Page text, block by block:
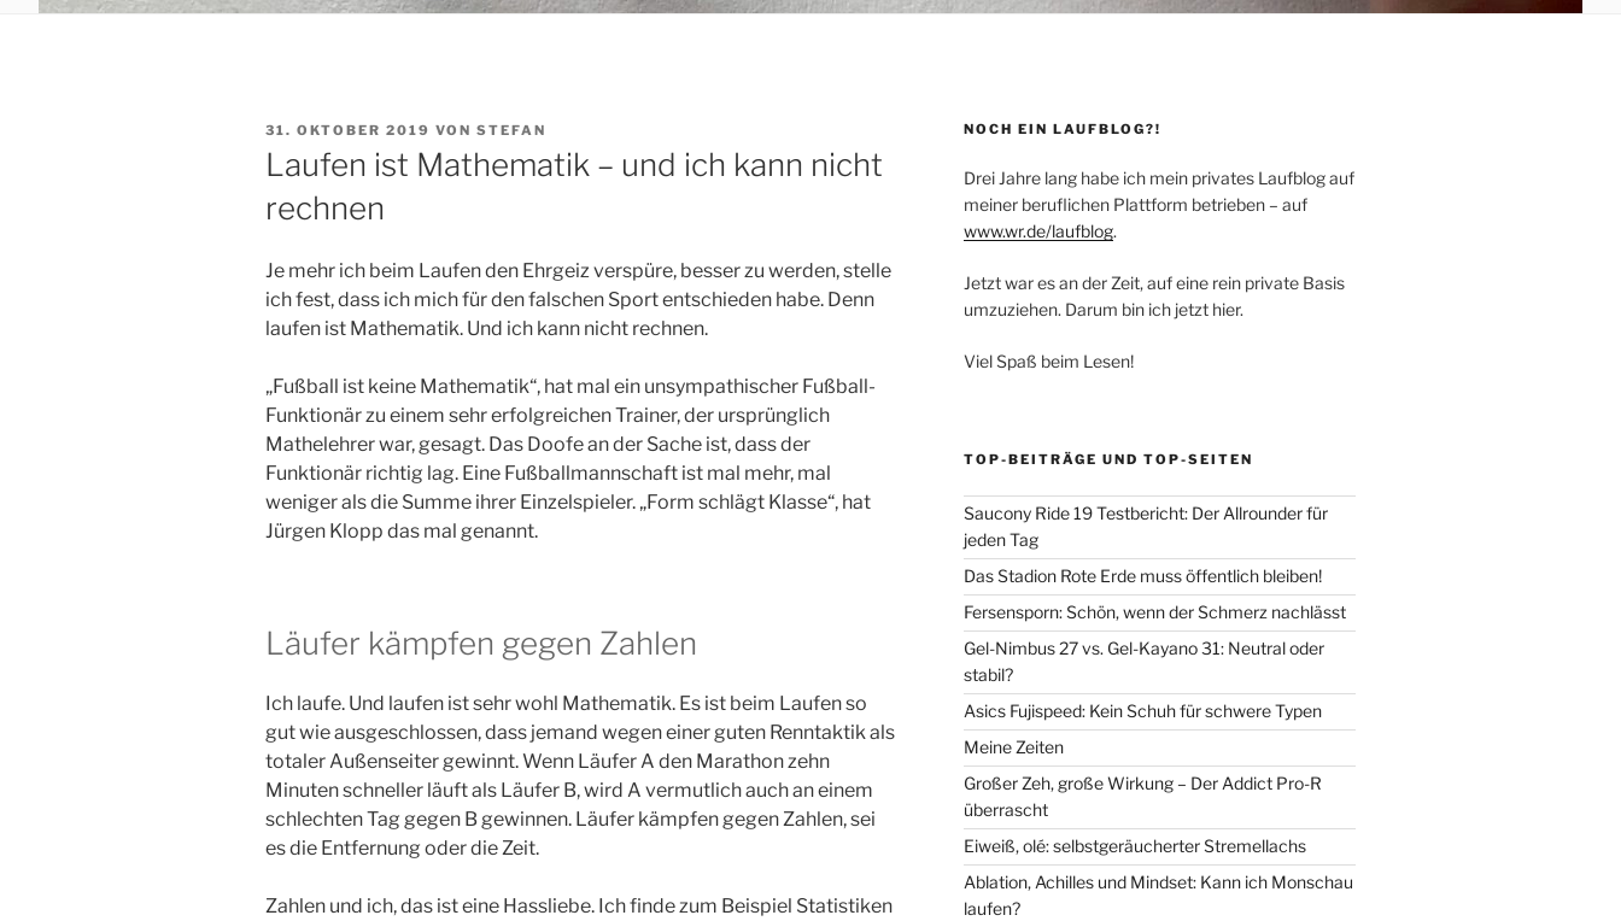
VERÖFFENTLICHT
AM
31. OKTOBER 2019 VON STEFAN
Laufen ist Mathematik – und ich kann nicht
rechnen
Je mehr ich beim Laufen den Ehrgeiz verspüre, besser zu werden, stelle
ich fest, dass ich mich für den falschen Sport entschieden habe. Denn
laufen ist Mathematik. Und ich kann nicht rechnen.
„Fußball ist keine Mathematik“, hat mal ein unsympathischer Fußball-
Funktionär zu einem sehr erfolgreichen Trainer, der ursprünglich
Mathelehrer war, gesagt. Das Doofe an der Sache ist, dass der
Funktionär richtig lag. Eine Fußballmannschaft ist mal mehr, mal
weniger als die Summe ihrer Einzelspieler. „Form schlägt Klasse“, hat
Jürgen Klopp das mal genannt.
Läufer kämpfen gegen Zahlen
Ich laufe. Und laufen ist sehr wohl Mathematik. Es ist beim Laufen so
gut wie ausgeschlossen, dass jemand wegen einer guten Renntaktik als
totaler Außenseiter gewinnt. Wenn Läufer A den Marathon zehn
Minuten schneller läuft als Läufer B, wird A vermutlich auch an einem
schlechten Tag gegen B gewinnen. Läufer kämpfen gegen Zahlen, sei
es die Entfernung oder die Zeit.
Zahlen und ich, das ist eine Hassliebe. Ich finde zum Beispiel Statistiken
NOCH EIN LAUFBLOG?!
Drei Jahre lang habe ich mein privates Laufblog auf
meiner beruflichen Plattform betrieben – auf
www.wr.de/laufblog.
Jetzt war es an der Zeit, auf eine rein private Basis
umzuziehen. Darum bin ich jetzt hier.
Viel Spaß beim Lesen!
TOP-BEITRÄGE UND TOP-SEITEN
Saucony Ride 19 Testbericht: Der Allrounder für
jeden Tag
Das Stadion Rote Erde muss öffentlich bleiben!
Fersensporn: Schön, wenn der Schmerz nachlässt
Gel-Nimbus 27 vs. Gel-Kayano 31: Neutral oder
stabil?
Asics Fujispeed: Kein Schuh für schwere Typen
Meine Zeiten
Großer Zeh, große Wirkung – Der Addict Pro-R
überrascht
Eiweiß, olé: selbstgeräucherter Stremellachs
Ablation, Achilles und Mindset: Kann ich Monschau
laufen?